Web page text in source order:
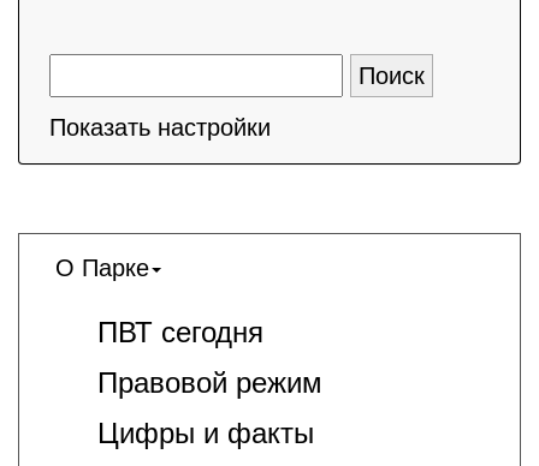
Показать настройки
О Парке
ПВТ сегодня
Правовой режим
Цифры и факты